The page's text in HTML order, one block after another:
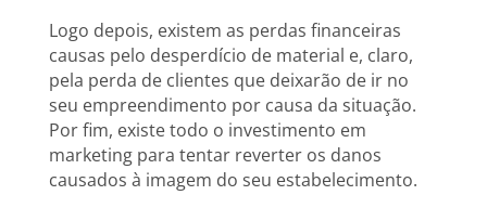
Logo depois, existem as perdas financeiras
causas pelo desperdício de material e, claro,
pela perda de clientes que deixarão de ir no
seu empreendimento por causa da situação.
Por fim, existe todo o investimento em
marketing para tentar reverter os danos
causados à imagem do seu estabelecimento.